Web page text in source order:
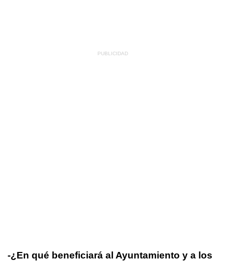
-¿En qué beneficiará al Ayuntamiento y a los